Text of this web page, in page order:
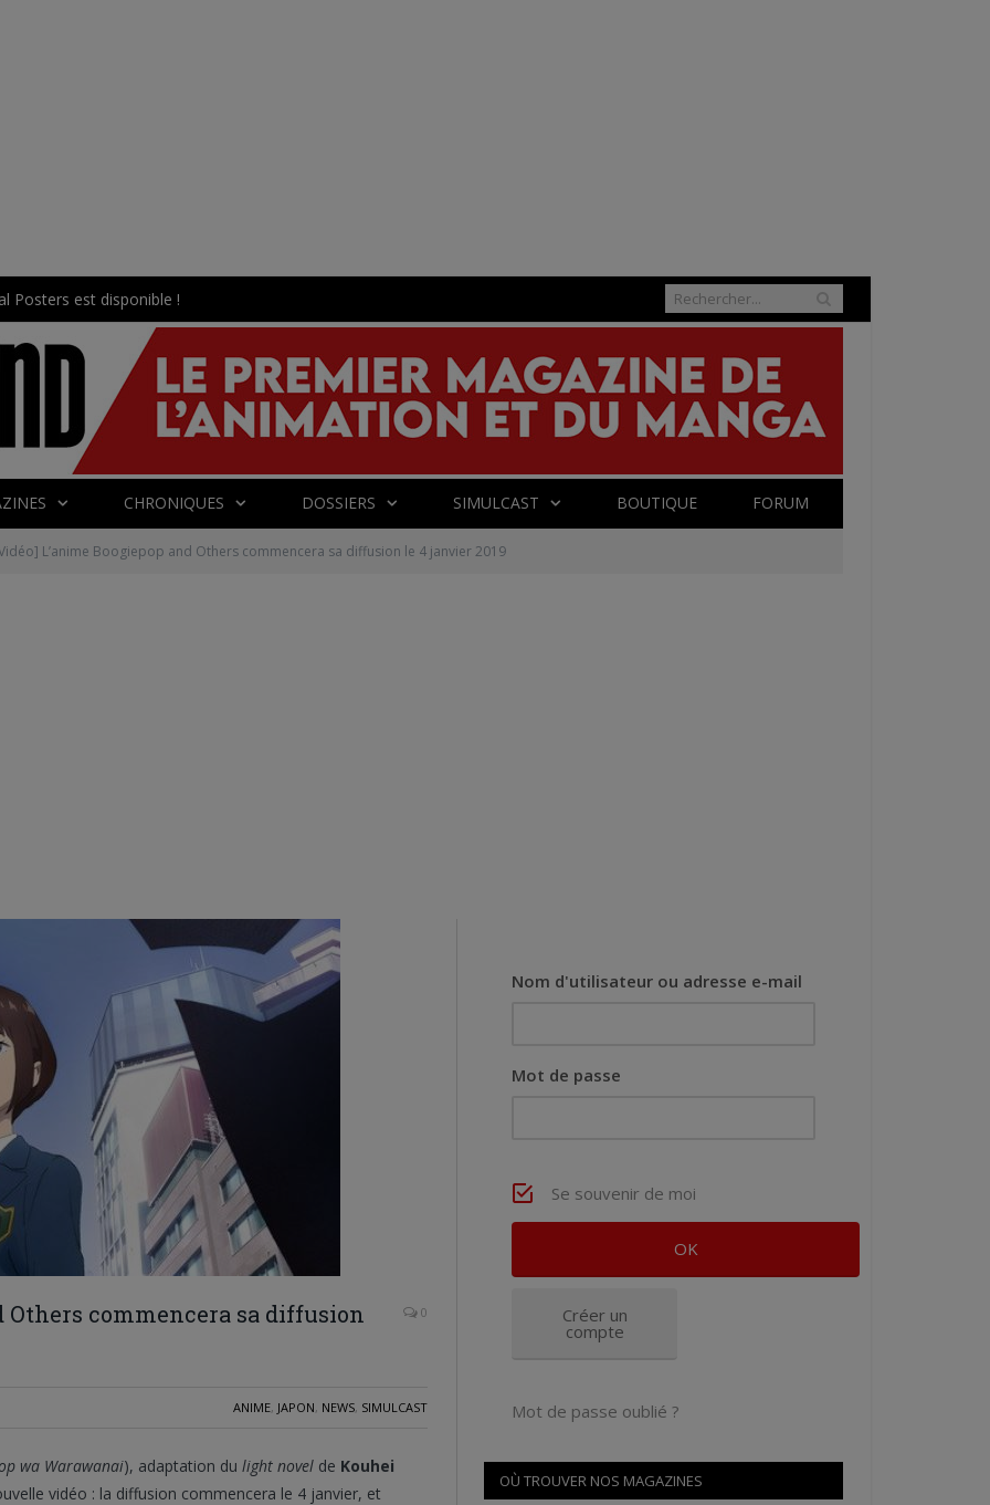
Posters est disponible !
CHRONIQUES DOSSIERS SIMULCAST BOUTIQUE FORUM
L’anime Boogiepop and Others commencera sa diffusion le 4 janvier 2019
Others commencera sa diffusion
0
ANIME, JAPON, NEWS, SIMULCAST
wa Warawanai), adaptation du light novel de Kouhei
vidéo : la diffusion commencera le 4 janvier, et
Nom d'utilisateur ou adresse e-mail
Mot de passe
Se souvenir de moi
Créer un
compte
Mot de passe oublié ?
OÙ TROUVER NOS MAGAZINES